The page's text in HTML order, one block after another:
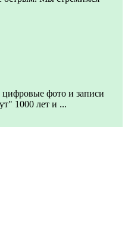
фото и записи
1000 лет и ...